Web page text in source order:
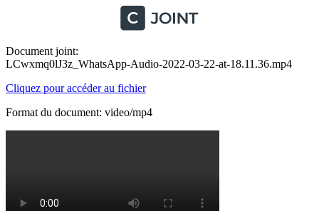
Document joint:
LCwxmq0lJ3z_WhatsApp-Audio-2022-03-22-at-18.11.36.mp4
Cliquez pour accéder au fichier
Format du document: video/mp4